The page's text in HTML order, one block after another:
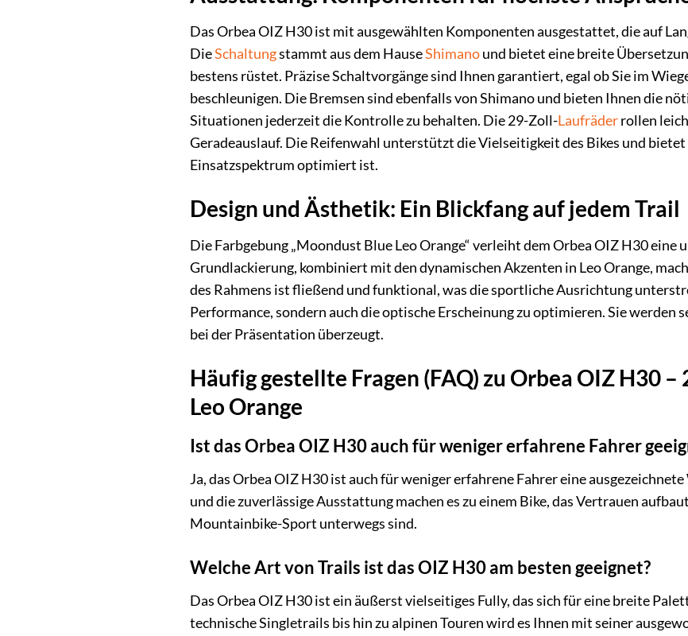
Das Orbea OIZ H30 ist mit ausgewählten Komponenten ausgestattet, die auf
DieSchaltungstammt aus dem HauseShimanound bietet eine breite
bestens rüstet. Präzise Schaltvorgänge sind Ihnen garantiert, egal ob Sie im
beschleunigen. Die Bremsen sind ebenfalls von Shimano und bieten Ihnen die
Situationen jederzeit die Kontrolle zu behalten. Die 29-Zoll-Laufräderrollen
Geradeauslauf. Die Reifenwahl unterstützt die Vielseitigkeit des Bikes und
Einsatzspektrum optimiert ist.
Design und Ästhetik: Ein Blickfang auf jedem Trail
Die Farbgebung „Moondust Blue Leo Orange“ verleiht dem Orbea OIZ H30
Grundlackierung, kombiniert mit den dynamischen Akzenten in Leo Orange,
des Rahmens ist fließend und funktional, was die sportliche Ausrichtung
Performance, sondern auch die optische Erscheinung zu optimieren. Sie werden
bei der Präsentation überzeugt.
Häufig gestellte Fragen (FAQ) zu Orbea OIZ H30
Leo Orange
Ist das Orbea OIZ H30 auch für weniger erfahrene Fahrer
Ja, das Orbea OIZ H30 ist auch für weniger erfahrene Fahrer eine
und die zuverlässige Ausstattung machen es zu einem Bike, das Vertrauen
Mountainbike-Sport unterwegs sind.
Welche Art von Trails ist das OIZ H30 am besten geeignet?
Das Orbea OIZ H30 ist ein äußerst vielseitiges Fully, das sich für eine breite
technische Singletrails bis hin zu alpinen Touren wird es Ihnen mit seiner